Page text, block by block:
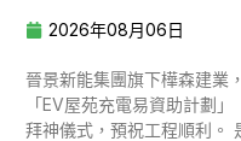
2026年08月06日
晉景新能集團旗下樺森建業
「EV屋苑充電易資助計劃
拜神儀式，預祝工程順利。